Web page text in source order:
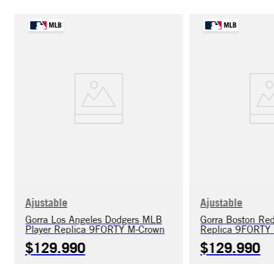
Ajustable
Gorra Los Angeles Dodgers MLB
Player Replica 9FORTY M-Crown
$129.990
Ajustable
Gorra Boston
Replica 9FORTY
$129.990